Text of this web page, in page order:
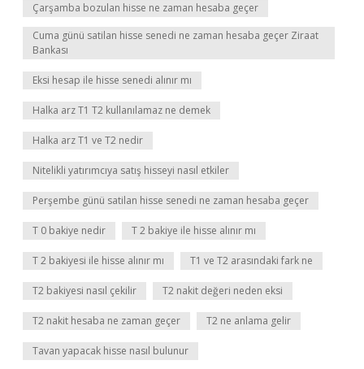
Çarşamba bozulan hisse ne zaman hesaba geçer
Cuma günü satilan hisse senedi ne zaman hesaba geçer Ziraat
Bankası
Eksi hesap ile hisse senedi alınır mı
Halka arz T1 T2 kullanılamaz ne demek
Halka arz T1 ve T2 nedir
Nitelikli yatırımcıya satış hisseyi nasıl etkiler
Perşembe günü satilan hisse senedi ne zaman hesaba geçer
T 0 bakiye nedir T 2 bakiye ile hisse alınır mı
T 2 bakiyesi ile hisse alınır mı T1 ve T2 arasındaki fark ne
T2 bakiyesi nasıl çekilir T2 nakit değeri neden eksi
T2 nakit hesaba ne zaman geçer T2 ne anlama gelir
Tavan yapacak hisse nasıl bulunur